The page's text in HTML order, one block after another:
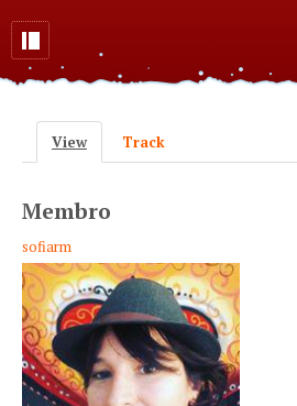
Primary tabs
View(active tab)
Track
Membro
sofiarm